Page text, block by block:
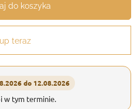
do koszyka
teraz
do 12.08.2026
w tym terminie.